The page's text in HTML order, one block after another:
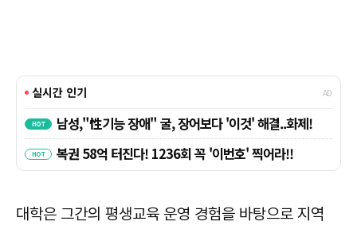
대학은 그간의 평생교육 운영 경험을 바탕으로 지역